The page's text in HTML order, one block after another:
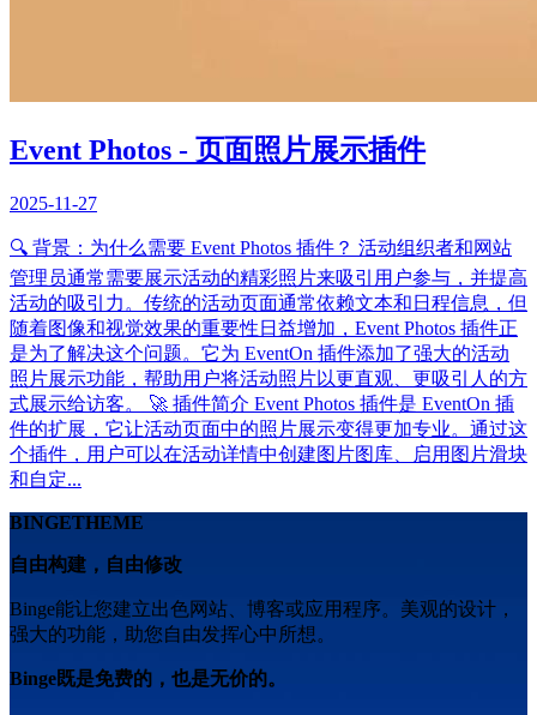
Event Photos - 页面照片展示插件
2025-11-27
🔍 背景：为什么需要 Event Photos 插件？ 活动组织者和网站
管理员通常需要展示活动的精彩照片来吸引用户参与，并提高
活动的吸引力。传统的活动页面通常依赖文本和日程信息，但
随着图像和视觉效果的重要性日益增加，Event Photos 插件正
是为了解决这个问题。它为 EventOn 插件添加了强大的活动
照片展示功能，帮助用户将活动照片以更直观、更吸引人的方
式展示给访客。 🚀 插件简介 Event Photos 插件是 EventOn 插
件的扩展，它让活动页面中的照片展示变得更加专业。通过这
个插件，用户可以在活动详情中创建图片图库、启用图片滑块
和自定...
BINGETHEME
自由构建，自由修改
Binge能让您建立出色网站、博客或应用程序。美观的设计，
强大的功能，助您自由发挥心中所想。
Binge既是免费的，也是无价的。